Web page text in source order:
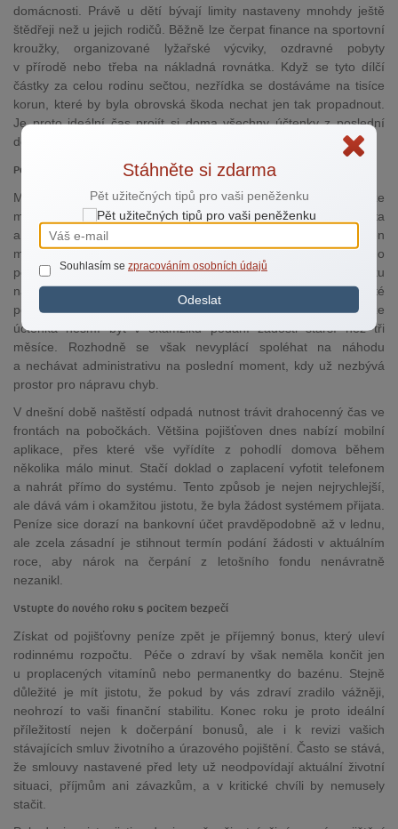
domácnosti. Právě u dětí bývají limity nastaveny mnohdy ještě
štědřeji než u jejich rodičů. Běžně lze čerpat finance na sportovní
kroužky, organizované lyžařské výcviky, ozdravné pobyty
v přírodě nebo třeba na nákladná rovnátka. Když se tyto dílčí
částky za celou rodinu sečtou, nezřídka se dostáváme na tisíce
korun, které by byla obrovská škoda nechat jen tak propadnout.
Je proto ideální čas projít si doma všechny účtenky z poslední
doby a zjistit, co přesně lze ještě uplatnit.
Pozor na termíny: Jak o příspěvek nepřijít
Mít v ruce doklad o zaplacení ještě automaticky neznamená, že
máte vyhráno. Klíčovou roli v celém procesu hrají konkrétní data
a stanovené lhůty, které se u jednotlivých zdravotních pojišťoven
mohou lišit. Zatímco některé přijímají žádosti o proplacení až do
posledního dne kalendářního roku, jiné mohou mít uzávěrku
nastavenou již na polovinu prosince. Je nesmírně důležité
pohlídat si také stáří samotného dokladu. Často platí pravidlo, že
účtenka nesmí být v okamžiku podání žádosti starší než tři
měsíce. Rozhodně se však nevyplácí spoléhat na náhodu
a nechávat administrativu na poslední moment, kdy už nezbývá
prostor pro nápravu chyb.
V dnešní době naštěstí odpadá nutnost trávit drahocenný čas ve
frontách na pobočkách. Většina pojišťoven dnes nabízí mobilní
aplikace, přes které vše vyřídíte z pohodlí domova během
několika málo minut. Stačí doklad o zaplacení vyfotit telefonem
a nahrát přímo do systému. Tento způsob je nejen nejrychlejší,
ale dává vám i okamžitou jistotu, že byla žádost systémem přijata.
Peníze sice dorazí na bankovní účet pravděpodobně až v lednu,
ale zcela zásadní je stihnout termín podání žádosti v aktuálním
roce, aby nárok na čerpání z letošního fondu nenávratně
nezanikl.
Vstupte do nového roku s pocitem bezpečí
Získat od pojišťovny peníze zpět je příjemný bonus, který uleví
rodinnému rozpočtu. Péče o zdraví by však neměla končit jen
u proplacených vitamínů nebo permanentky do bazénu. Stejně
důležité je mít jistotu, že pokud by vás zdraví zradilo vážněji,
neohrozí to vaši finanční stabilitu. Konec roku je proto ideální
příležitostí nejen k dočerpání bonusů, ale i k revizi vašich
stávajících smluv životního a úrazového pojištění. Často se stává,
že smlouvy nastavené před lety už neodpovídají aktuální životní
situaci, příjmům ani závazkům, a v kritické chvíli by nemusely
stačit.
Stáhněte si zdarma
Pět užitečných tipů pro vaši peněženku
Souhlasím se zpracováním osobních údajů
Odeslat